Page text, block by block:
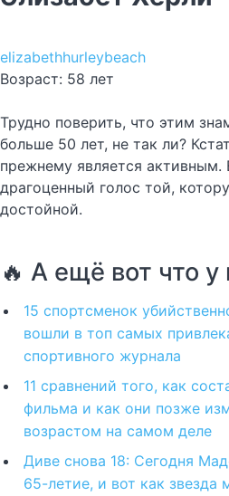
elizabethhurleybeach
Возраст: 58 лет
Трудно поверить, что этим
больше 50 лет, не так ли?
прежнему является
драгоценный голос той,
достойной.
🔥 А ещё вот что у
15 спортсменок
вошли в топ самых
спортивного журнала
11 сравнений того, как
фильма и как они позже
возрастом на самом деле
Диве снова 18: Сегодня
65-летие, и вот как звезда